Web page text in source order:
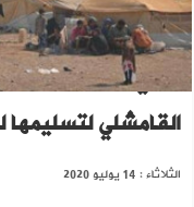
"ب ي
القامشلي لتسليمها
الثلاثاء : 14 يوليو 2020